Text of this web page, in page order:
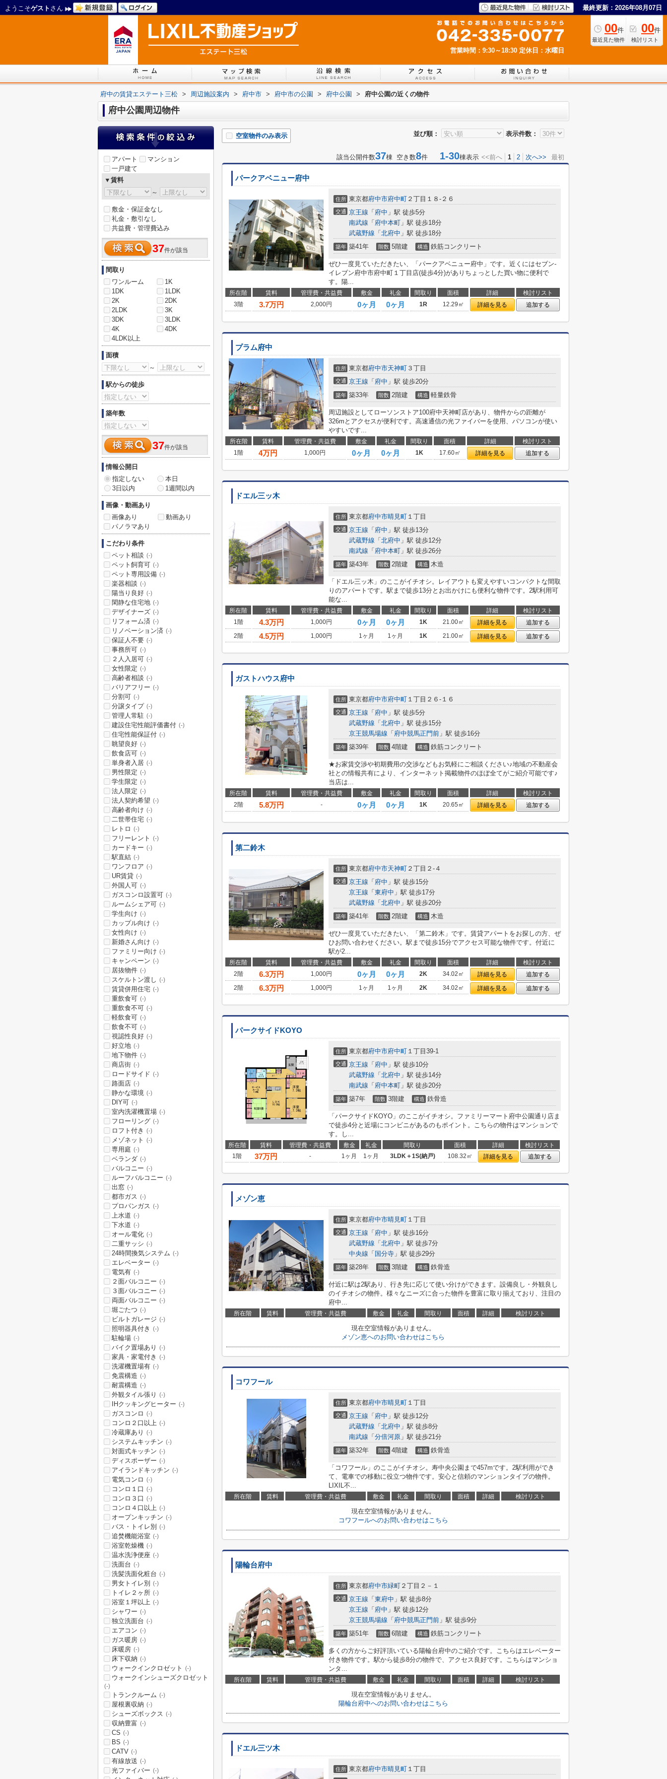
ようこそゲスト さん 最終更新：2026年08月07日
00件
最近見た物件
00件
検討リスト
営業時間：9:30～18:30 定休日：水曜日
府中の賃貸エステート三松 > 周辺施設案内 > 府中市 > 府中市の公園 > 府中公園 > 府中公園の近くの物件
府中公園周辺物件
並び順： 表示件数：
空室物件のみ表示
該当公開件数37棟 空き数8件 1-30棟表示 <<前へ 1 2 次へ>> 最初
パークアベニュー府中
住所 東京都府中市府中町 ２丁目１８-２６
交通 京王線 「 府中 」駅 徒歩5分
南武線 「 府中本町 」駅 徒歩18分
武蔵野線 「 北府中 」駅 徒歩18分
築年 築41年 階数 5階建 構造 鉄筋コンクリート
ぜひ一度見ていただきたい、「パークアベニュー府中」です。近くにはセブン-
イレブン府中市府中町１丁目店(徒歩4分)がありちょっとした買い物に便利で
す。陽...
所在階 賃料 管理費・共益費 敷金 礼金 間取り 面積 詳細
検討リスト
3階
3.7万円 2,000円 0ヶ月 0ヶ月 1R 12.29㎡ 詳細を見る 追加する
プラム府中
住所 東京都府中市天神町 ３丁目
交通 京王線 「 府中 」駅 徒歩20分
築年 築33年 階数 2階建 構造 軽量鉄骨
周辺施設としてローソンストア100府中天神町店があり、物件からの距離が
326mとアクセスが便利です。高速通信の光ファイバーを使用、パソコンが使い
やすいです...
所在階 賃料 管理費・共益費 敷金 礼金 間取り 面積 詳細
検討リスト
1階
4万円 1,000円 0ヶ月 0ヶ月 1K 17.60㎡ 詳細を見る 追加する
ドエル三ッ木
住所 東京都府中市晴見町 １丁目
交通 京王線 「 府中 」駅 徒歩13分
武蔵野線 「 北府中 」駅 徒歩12分
南武線 「 府中本町 」駅 徒歩26分
築年 築43年 階数 2階建 構造 木造
「ドエル三ッ木」のここがイチオシ。レイアウトも変えやすいコンパクトな間取
りのアパートです。駅まで徒歩13分とお出かけにも便利な物件です。2駅利用可
能な...
所在階 賃料 管理費・共益費 敷金 礼金 間取り 面積 詳細
検討リスト
1階
4.3万円 1,000円 0ヶ月 0ヶ月 1K 21.00㎡ 詳細を見る
追加する
2階
4.5万円 1,000円 1ヶ月 1ヶ月 1K 21.00㎡ 詳細を見る 追加する
ガストハウス府中
住所 東京都府中市府中町 １丁目２６-１６
交通 京王線 「 府中 」駅 徒歩5分
武蔵野線 「 北府中 」駅 徒歩15分
京王競馬場線 「 府中競馬正門前 」駅 徒歩16分
築年 築39年 階数 4階建 構造 鉄筋コンクリート
★お家賃交渉や初期費用の交渉などもお気軽にご相談ください♪地域の不動産会
社との情報共有により、インターネット掲載物件のほぼ全てがご紹介可能です♪
当店は...
所在階 賃料 管理費・共益費 敷金 礼金 間取り 面積 詳細
検討リスト
2階
5.8万円 - 0ヶ月 0ヶ月 1K 20.65㎡ 詳細を見る 追加する
第二鈴木
住所 東京都府中市天神町 ２丁目２-４
交通 京王線 「 府中 」駅 徒歩15分
京王線 「 東府中 」駅 徒歩17分
武蔵野線 「 北府中 」駅 徒歩20分
築年 築41年 階数 2階建 構造 木造
ぜひ一度見ていただきたい、「第二鈴木」です。賃貸アパートをお探しの方、ぜ
ひお問い合わせください。駅まで徒歩15分でアクセス可能な物件です。付近に
駅が2...
所在階 賃料 管理費・共益費 敷金 礼金 間取り 面積 詳細
検討リスト
2階
6.3万円 1,000円 0ヶ月 0ヶ月 2K 34.02㎡ 詳細を見る
追加する
2階
6.3万円 1,000円 1ヶ月 1ヶ月 2K 34.02㎡ 詳細を見る 追加する
パークサイドKOYO
住所 東京都府中市府中町 １丁目39-1
交通 京王線 「 府中 」駅 徒歩10分
武蔵野線 「 北府中 」駅 徒歩14分
南武線 「 府中本町 」駅 徒歩20分
築年 築7年 階数 3階建 構造 鉄骨造
「パークサイドKOYO」のここがイチオシ。ファミリーマート府中公園通り店ま
で徒歩4分と近場にコンビニがあるのもポイント。こちらの物件はマンションで
す。し...
所在階 賃料 管理費・共益費 敷金 礼金 間取り 面積 詳細
検討リスト
1階
37万円 - 1ヶ月 1ヶ月 3LDK＋1S(納戸) 108.32㎡ 詳細を見る 追加する
メゾン恵
住所 東京都府中市晴見町 １丁目
交通 京王線 「 府中 」駅 徒歩16分
武蔵野線 「 北府中 」駅 徒歩7分
中央線 「 国分寺 」駅 徒歩29分
築年 築28年 階数 3階建 構造 鉄骨造
付近に駅は2駅あり、行き先に応じて使い分けができます。設備良し・外観良し
のイチオシの物件。様々なニーズに合った物件を豊富に取り揃えており、注目の
府中...
所在階 賃料 管理費・共益費 敷金 礼金 間取り 面積 詳細 検討リスト
現在空室情報がありません。
メゾン恵へのお問い合わせはこちら
コワフール
住所 東京都府中市晴見町 １丁目
交通 京王線 「 府中 」駅 徒歩12分
武蔵野線 「 北府中 」駅 徒歩8分
南武線 「 分倍河原 」駅 徒歩21分
築年 築32年 階数 4階建 構造 鉄骨造
「コワフール」のここがイチオシ。寿中央公園まで457mです。2駅利用ができ
て、電車での移動に役立つ物件です。安心と信頼のマンションタイプの物件。
LIXIL不...
所在階 賃料 管理費・共益費 敷金 礼金 間取り 面積 詳細 検討リスト
現在空室情報がありません。
コワフールへのお問い合わせはこちら
陽輪台府中
住所 東京都府中市緑町 ２丁目２－１
交通 京王線 「 東府中 」駅 徒歩8分
京王線 「 府中 」駅 徒歩12分
京王競馬場線 「 府中競馬正門前 」駅 徒歩9分
築年 築51年 階数 6階建 構造 鉄筋コンクリート
多くの方からご好評頂いている陽輪台府中のご紹介です。こちらはエレベーター
付き物件です。駅から徒歩8分の物件で、アクセス良好です。こちらはマンショ
ンタ...
所在階 賃料 管理費・共益費 敷金 礼金 間取り 面積 詳細 検討リスト
現在空室情報がありません。
陽輪台府中へのお問い合わせはこちら
ドエル三ツ木
住所 東京都府中市晴見町 １丁目
アパート
マンション
一戸建て
▼賃料
～
敷金・保証金なし
礼金・敷引なし
共益費・管理費込み
37件が該当
間取り
ワンルーム
1K
1DK
1LDK
2K
2DK
2LDK
3K
3DK
3LDK
4K
4DK
4LDK以上
面積
～
駅からの徒歩
築年数
37件が該当
情報公開日
指定しない
本日
3日以内
1週間以内
画像・動画あり
画像あり
動画あり
パノラマあり
こだわり条件
ペット相談 (-)
ペット飼育可 (-)
ペット専用設備 (-)
楽器相談 (-)
陽当り良好 (-)
閑静な住宅地 (-)
デザイナーズ (-)
リフォーム済 (-)
リノベーション済 (-)
保証人不要 (-)
事務所可 (-)
２人入居可 (-)
女性限定 (-)
高齢者相談 (-)
バリアフリー (-)
分割可 (-)
分譲タイプ (-)
管理人常駐 (-)
建設住宅性能評価書付 (-)
住宅性能保証付 (-)
眺望良好 (-)
飲食店可 (-)
単身者入居 (-)
男性限定 (-)
学生限定 (-)
法人限定 (-)
法人契約希望 (-)
高齢者向け (-)
二世帯住宅 (-)
レトロ (-)
フリーレント (-)
カードキー (-)
駅直結 (-)
ワンフロア (-)
UR賃貸 (-)
外国人可 (-)
ガスコンロ設置可 (-)
ルームシェア可 (-)
学生向け (-)
カップル向け (-)
女性向け (-)
新婚さん向け (-)
ファミリー向け (-)
キャンペーン (-)
居抜物件 (-)
スケルトン渡し (-)
賃貸併用住宅 (-)
重飲食可 (-)
重飲食不可 (-)
軽飲食可 (-)
飲食不可 (-)
視認性良好 (-)
好立地 (-)
地下物件 (-)
商店街 (-)
ロードサイド (-)
路面店 (-)
静かな環境 (-)
DIY可 (-)
室内洗濯機置場 (-)
フローリング (-)
ロフト付き (-)
メゾネット (-)
専用庭 (-)
ベランダ (-)
バルコニー (-)
ルーフバルコニー (-)
出窓 (-)
都市ガス (-)
プロパンガス (-)
上水道 (-)
下水道 (-)
オール電化 (-)
二重サッシ (-)
24時間換気システム (-)
エレベーター (-)
電気有 (-)
２面バルコニー (-)
３面バルコニー (-)
両面バルコニー (-)
堀ごたつ (-)
ビルトガレージ (-)
照明器具付き (-)
駐輪場 (-)
バイク置場あり (-)
家具・家電付き (-)
洗濯機置場有 (-)
免震構造 (-)
耐震構造 (-)
外観タイル張り (-)
IHクッキングヒーター (-)
ガスコンロ (-)
コンロ２口以上 (-)
冷蔵庫あり (-)
システムキッチン (-)
対面式キッチン (-)
ディスポーザー (-)
アイランドキッチン (-)
電気コンロ (-)
コンロ１口 (-)
コンロ３口 (-)
コンロ４口以上 (-)
オープンキッチン (-)
バス・トイレ別 (-)
追焚機能浴室 (-)
浴室乾燥機 (-)
温水洗浄便座 (-)
洗面台 (-)
洗髪洗面化粧台 (-)
男女トイレ別 (-)
トイレ２ヶ所 (-)
浴室１坪以上 (-)
シャワー (-)
独立洗面台 (-)
エアコン (-)
ガス暖房 (-)
床暖房 (-)
床下収納 (-)
ウォークインクロゼット (-)
ウォークインシューズクロゼット
(-)
トランクルーム (-)
屋根裏収納 (-)
シューズボックス (-)
収納豊富 (-)
CS (-)
BS (-)
CATV (-)
有線放送 (-)
光ファイバー (-)